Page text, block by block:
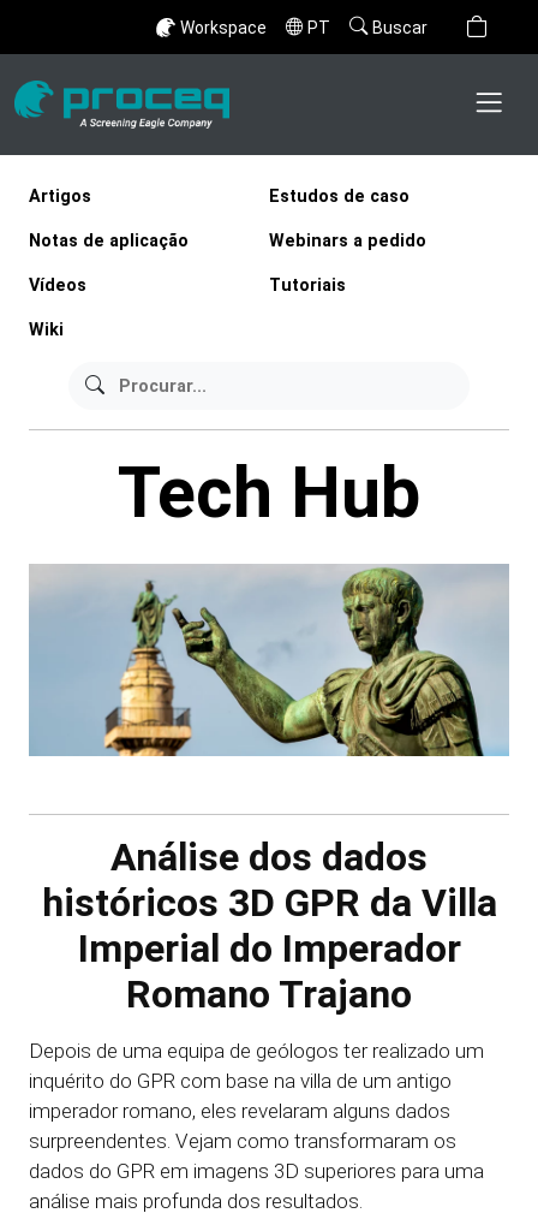
Workspace PT Buscar
Artigos Estudos de caso
Notas de aplicação Webinars a pedido
Vídeos Tutoriais
Wiki
Tech Hub
Análise dos dados
históricos 3D GPR da Villa
Imperial do Imperador
Romano Trajano
Depois de uma equipa de geólogos ter realizado um
inquérito do GPR com base na villa de um antigo
imperador romano, eles revelaram alguns dados
surpreendentes. Vejam como transformaram os
dados do GPR em imagens 3D superiores para uma
análise mais profunda dos resultados.